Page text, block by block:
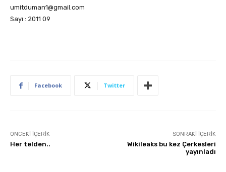
umitduman1@gmail.com
Sayı : 2011 09
Facebook Twitter
ÖNCEKI İÇERIK
Her telden..
SONRAKI İÇERIK
Wikileaks bu kez Çerkesleri
yayınladı